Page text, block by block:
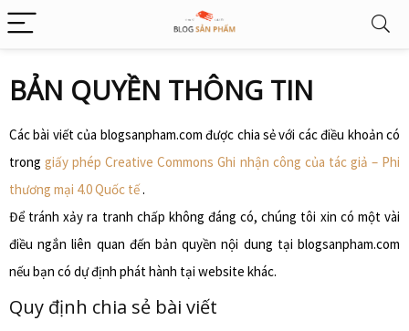
BẢN QUYỀN THÔNG TIN
Các bài viết của blogsanpham.com được chia sẻ với các điều khoản có
tronggiấy phép Creative Commons Ghi nhận công của tác giả – Phi
thương mại 4.0 Quốc tế.
Để tránh xảy ra tranh chấp không đáng có, chúng tôi xin có một vài
điều ngắn liên quan đến bản quyền nội dung tại blogsanpham.com
nếu bạn có dự định phát hành tại website khác.
Quy định chia sẻ bài viết